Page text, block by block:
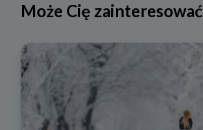
Może Cię zainteresować